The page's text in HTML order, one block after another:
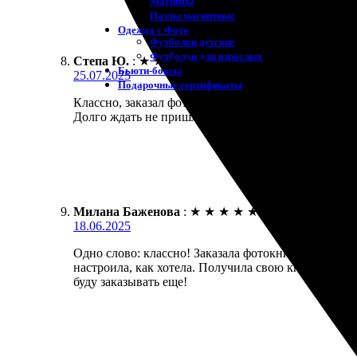
Пазлы магнитные
Одежда с Фото
Футболки детские
Футболки для взрослых
Бьюти-боксы
Подарочные сертификаты
Степа Ю. : ★ ★ ★ ★ ★
25.07.2025
Классно, заказал фотокнигу в Кашире — всё
Долго ждать не пришлось, всё сделали быстро и
Милана Баженова : ★ ★ ★ ★ ★
18.06.2025
Одно слово: классно! Заказала фотокнигу, все
настроила, как хотела. Получила свою книгу уже
буду заказывать еще!